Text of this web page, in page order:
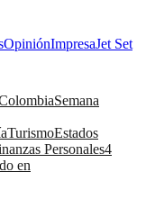
OpiniónImpresaJet Set
Semana
TurismoEstados
Personales4
en